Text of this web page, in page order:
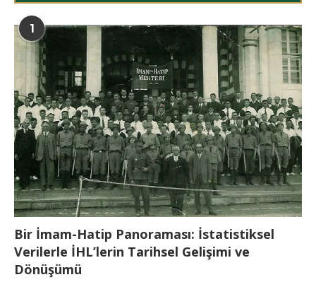
1
Bir İmam-Hatip Panoraması: İstatistiksel
Verilerle İHL’lerin Tarihsel Gelişimi ve
Dönüşümü